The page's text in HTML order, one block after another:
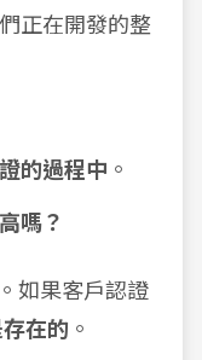
正在開發的整
的過程中 。
嗎？
如果客戶認證
在的 。